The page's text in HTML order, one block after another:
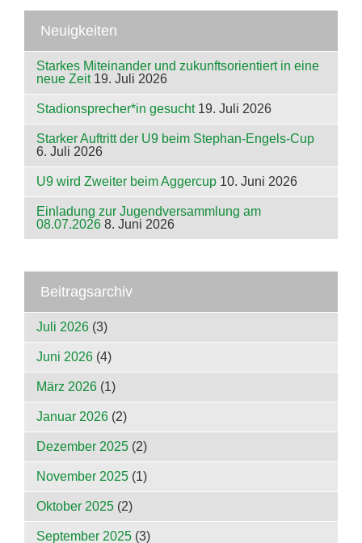
Neuigkeiten
Starkes Miteinander und zukunftsorientiert in eine
neue Zeit 19. Juli 2026
Stadionsprecher*in gesucht 19. Juli 2026
Starker Auftritt der U9 beim Stephan-Engels-Cup
6. Juli 2026
U9 wird Zweiter beim Aggercup 10. Juni 2026
Einladung zur Jugendversammlung am
08.07.2026 8. Juni 2026
Beitragsarchiv
Juli 2026 (3)
Juni 2026 (4)
März 2026 (1)
Januar 2026 (2)
Dezember 2025 (2)
November 2025 (1)
Oktober 2025 (2)
September 2025 (3)